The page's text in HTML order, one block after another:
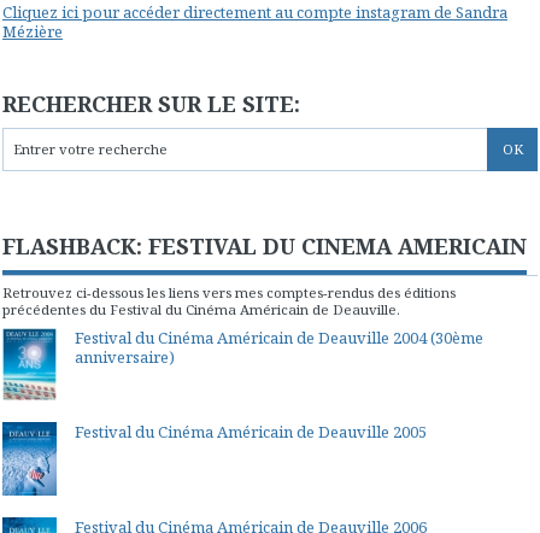
Cliquez ici pour accéder directement au compte instagram de Sandra
Mézière
RECHERCHER SUR LE SITE:
FLASHBACK: FESTIVAL DU CINEMA AMERICAIN
Retrouvez ci-dessous les liens vers mes comptes-rendus des éditions
précédentes du Festival du Cinéma Américain de Deauville.
Festival du Cinéma Américain de Deauville 2004 (30ème
anniversaire)
Festival du Cinéma Américain de Deauville 2005
Festival du Cinéma Américain de Deauville 2006